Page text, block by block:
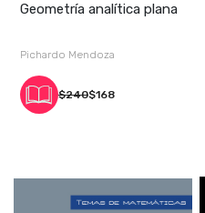
Geometría analítica plana
Pichardo Mendoza
$240$168